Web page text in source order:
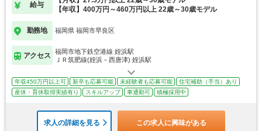
給与
【年収】400万円～460万円以上 22歳～30歳モデル
勤務地 福岡県 福岡市早良区
アクセス
福岡市地下鉄空港線 姪浜駅
ＪＲ筑肥線(姪浜－西唐津) 姪浜駅
年収450万円以上可 新卒も応募可能 未経験者も応募可能
住宅補助（手当）あり
産休・育休取得実績有り
スキルアップ 車通勤可 積極採用中
求人の詳細を見る この求人に興味がある